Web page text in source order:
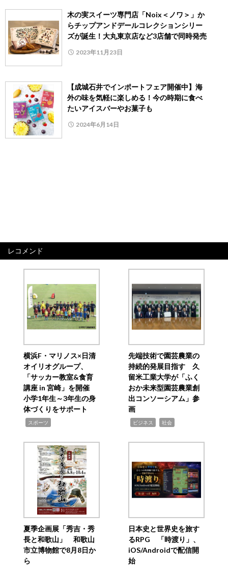
木の実スイーツ専門店「Noix＜ノワ＞」か
らチップアンドデールコレクションシリー
ズが誕生！大丸東京店など3店舗で同時発売
2023年11月23日
【成城石井でインポートフェア開催中】海
外の味を気軽に楽しめる！今の時期に食べ
たいアイスバーやお菓子も
2024年6月14日
レコメンド
横浜F・マリノス×日清
オイリオグループ、
「サッカー教室&食育
講座 in 宮崎」を開催
小学1年生～3年生の身
体づくりをサポート
スポーツ
先端技術で園芸農業の
持続的発展目指す 久
留米工業大学が「ふく
おか未来型園芸農業創
出コンソーシアム」参
画
ビジネス 社会
夏季企画展「秀吉・秀
長と和歌山」 和歌山
市立博物館で8月8日か
ら
日本史と世界史を旅す
るRPG 「時渡り」、
iOS/Androidで配信開
始